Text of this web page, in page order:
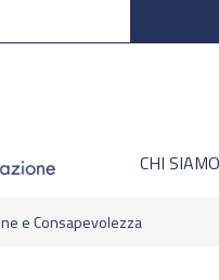
CHI SIAMO
e Consapevolezza